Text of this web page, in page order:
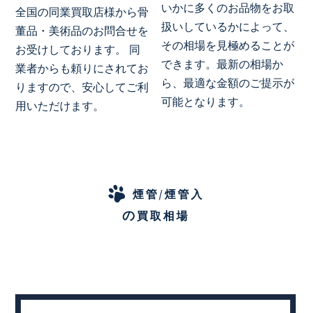
全国の同業買取店様から骨
董品・美術品のお問合せを
お受けしております。 同
業者からも頼りにされてお
りますので、安心してご利
用いただけます。
いかに多くのお品物をお取
扱いしているかによって、
その相場を見極めることが
できます。最新の相場か
ら、最適な金額のご提示が
可能となります。
煙管/煙管入
の買取相場